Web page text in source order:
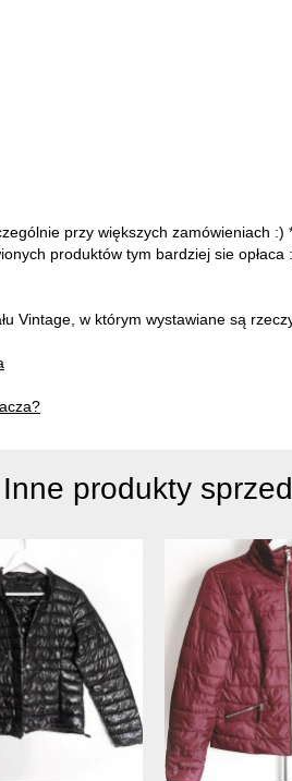
przy większych zamówieniach :)
produktów tym bardziej sie
Vintage, w którym wystawiane są
Inne produkty